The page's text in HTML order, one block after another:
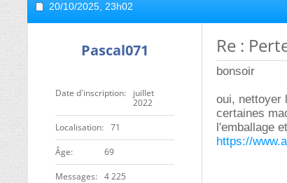
20/10/2025, 23h02
Pascal071
Date d'inscription
juillet
2022
Localisation 71
ge 69
Messages 4 225
Re :
bonsoir
oui, nettoyer
certaines
l'emballage
https://